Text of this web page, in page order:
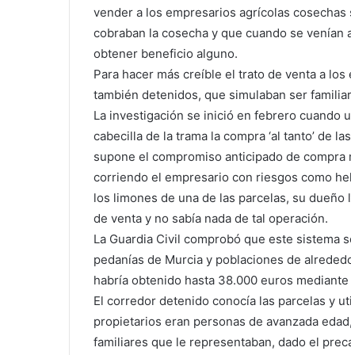
vender a los empresarios agrícolas
cobraban la cosecha y que cuando se
obtener beneficio alguno.
Para hacer más creíble el trato de venta a
también detenidos, que simulaban ser
La investigación se inició en febrero cuando
cabecilla de la trama la compra ‘al tanto’ de
supone el compromiso anticipado de
corriendo el empresario con riesgos como
los limones de una de las parcelas, su
de venta y no sabía nada de tal operación.
La Guardia Civil comprobó que este sistema
pedanías de Murcia y poblaciones de
habría obtenido hasta 38.000 euros
El corredor detenido conocía las parcelas y
propietarios eran personas de avanzada
familiares que le representaban, dado el